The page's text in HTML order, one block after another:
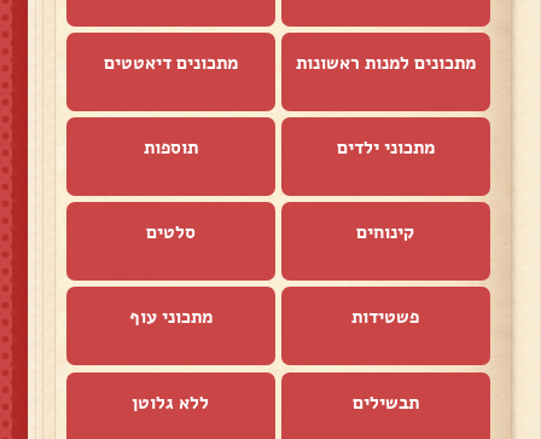
מתכונים למנות ראשונות מתכונים דיאטטים
מתכוני ילדים תוספות
קינוחים סלטים
פשטידות מתכוני עוף
תבשילים ללא גלוטן